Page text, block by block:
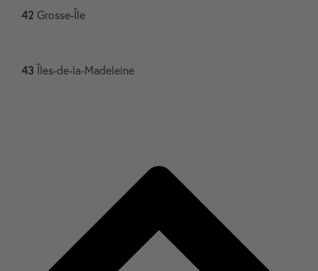
42 Grosse-Île​
43 Îles-de-la-Madeleine​